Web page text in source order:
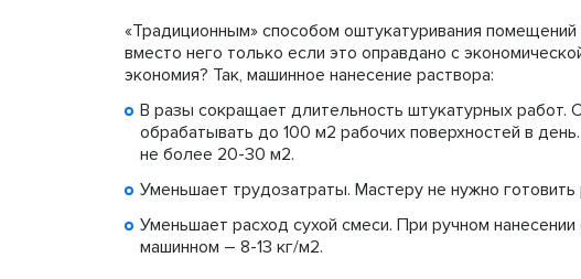
«Традиционным» способом оштукатуривания
вместо него только если это оправдано с
экономия? Так, машинное нанесение раствора:
В разы сокращает длительность штукатурных
обрабатывать до 100 м2 рабочих поверхностей в
не более 20-30 м2.
Уменьшает трудозатраты. Мастеру не нужно готовить
Уменьшает расход сухой смеси. При ручном
машинном – 8-13 кг/м2.